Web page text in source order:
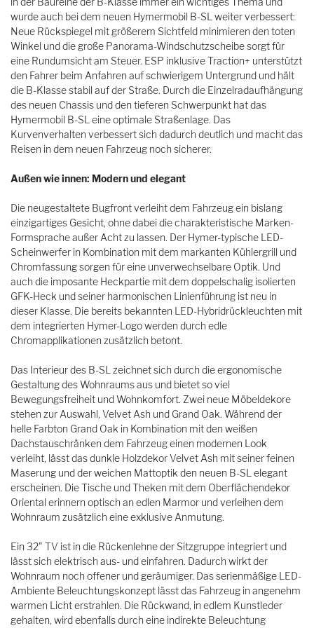
wurde auch bei dem neuen Hymermobil B-SL weiter verbessert:
Neue Rückspiegel mit größerem Sichtfeld minimieren den toten
Winkel und die große Panorama-Windschutzscheibe sorgt für
eine Rundumsicht am Steuer. ESP inklusive Traction+ unterstützt
den Fahrer beim Anfahren auf schwierigem Untergrund und hält
die B-Klasse stabil auf der Straße. Durch die Einzelradaufhängung
des neuen Chassis und den tieferen Schwerpunkt hat das
Hymermobil B-SL eine optimale Straßenlage. Das
Kurvenverhalten verbessert sich dadurch deutlich und macht das
Reisen in dem neuen Fahrzeug noch sicherer.
Außen wie innen: Modern und elegant
Die neugestaltete Bugfront verleiht dem Fahrzeug ein bislang
einzigartiges Gesicht, ohne dabei die charakteristische Marken-
Formsprache außer Acht zu lassen. Der Hymer-typische LED-
Scheinwerfer in Kombination mit dem markanten Kühlergrill und
Chromfassung sorgen für eine unverwechselbare Optik. Und
auch die imposante Heckpartie mit dem doppelschalig isolierten
GFK-Heck und seiner harmonischen Linienführung ist neu in
dieser Klasse. Die bereits bekannten LED-Hybridrückleuchten mit
dem integrierten Hymer-Logo werden durch edle
Chromapplikationen zusätzlich betont.
Das Interieur des B-SL zeichnet sich durch die ergonomische
Gestaltung des Wohnraums aus und bietet so viel
Bewegungsfreiheit und Wohnkomfort. Zwei neue Möbeldekore
stehen zur Auswahl, Velvet Ash und Grand Oak. Während der
helle Farbton Grand Oak in Kombination mit den weißen
Dachstauschränken dem Fahrzeug einen modernen Look
verleiht, lässt das dunkle Holzdekor Velvet Ash mit seiner feinen
Maserung und der weichen Mattoptik den neuen B-SL elegant
erscheinen. Die Tische und Theken mit dem Oberflächendekor
Oriental erinnern optisch an edlen Marmor und verleihen dem
Wohnraum zusätzlich eine exklusive Anmutung.
Ein 32" TV ist in die Rückenlehne der Sitzgruppe integriert und
lässt sich elektrisch aus- und einfahren. Dadurch wirkt der
Wohnraum noch offener und geräumiger. Das serienmäßige LED-
Ambiente Beleuchtungskonzept lässt das Fahrzeug in angenehm
warmen Licht erstrahlen. Die Rückwand, in edlem Kunstleder
gehalten, wird ebenfalls durch eine indirekte Beleuchtung